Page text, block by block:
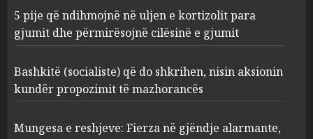
4
Mungesa e reshjeve: Fierza në
gjëndje alarmante, KESH blen
41.5 milionë euro energji për
periudhën korrik-shtator
AUGUST 6, 2026
5 pije që ndihmojnë në uljen e kortizolit para
gjumit dhe përmirësojnë cilësinë e gjumit
Bashkitë (socialiste) që do shkrihen, nisin aksionin
kundër propozimit të mazhorancës
Mungesa e reshjeve: Fierza në gjëndje alarmante,